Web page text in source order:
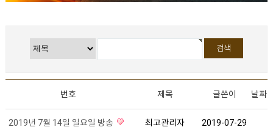
번호 제목 글쓴이 날짜
2019년 7월 14일 일요일 방송 최고관리자 2019-07-29